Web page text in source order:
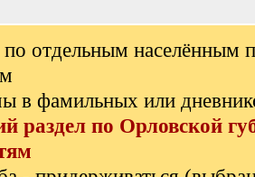
отдельным населённым
в фамильных или
раздел по Орловской